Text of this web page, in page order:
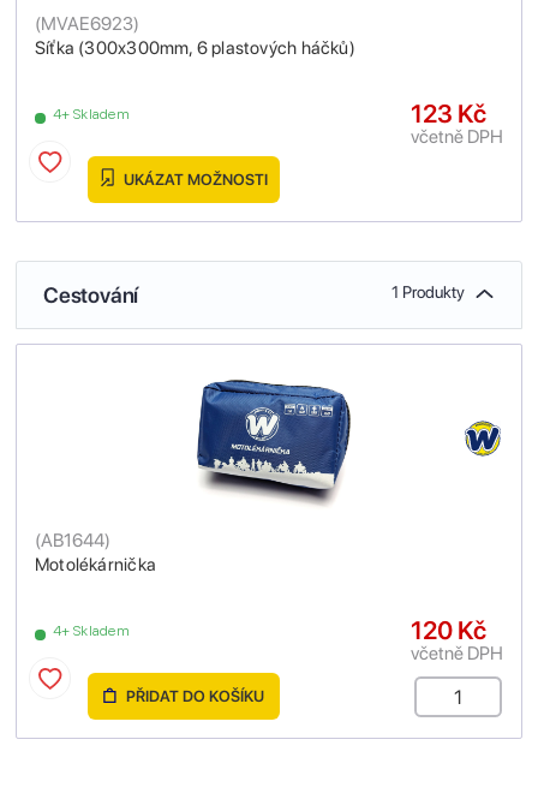
Síťka (300x300mm, 6 plastových háčků)
(MVAE6923)
4+ Skladem 123 Kč
včetně DPH
UKÁZAT MOŽNOSTI
Cestování 1 Produkty
Motolékárnička
(AB1644)
4+ Skladem 120 Kč
včetně DPH
PŘIDAT DO KOŠÍKU